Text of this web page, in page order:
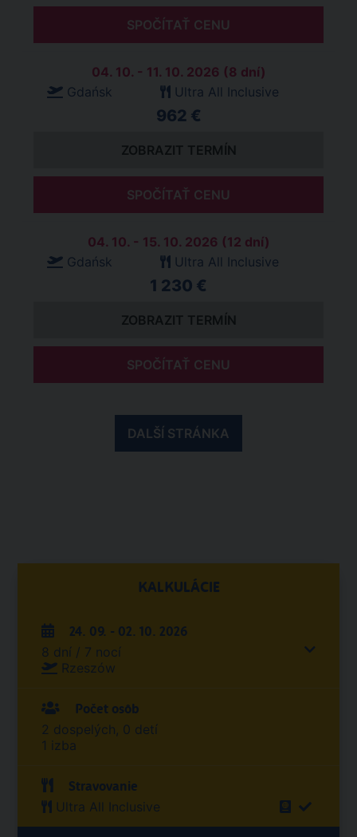
SPOČÍTAŤ CENU
04. 10. - 11. 10. 2026 (8 dní)
Gdańsk
Ultra All Inclusive
962 €
ZOBRAZIT TERMÍN
SPOČÍTAŤ CENU
04. 10. - 15. 10. 2026 (12 dní)
Gdańsk
Ultra All Inclusive
1 230 €
ZOBRAZIT TERMÍN
SPOČÍTAŤ CENU
DALŠÍ STRÁNKA
KALKULÁCIE
24. 09. - 02. 10. 2026
8 dní / 7 nocí
Rzeszów
Počet osôb
2 dospelých, 0 detí
1 izba
Stravovanie
Ultra All Inclusive